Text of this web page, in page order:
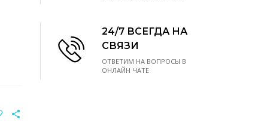
24/7 ВСЕГДА НА
СВЯЗИ
ОТВЕТИМ НА ВОПРОСЫ В
ОНЛАЙН ЧАТЕ